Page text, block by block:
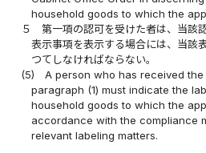
household goods to which the
５
第一項の認可を受けた者は、当該
表示事項を表示する場合には、当該
つてしなければならない。
(5)
A person who has received
paragraph (1) must indicate the
household goods to which the
accordance with the compliance
relevant labeling matters.